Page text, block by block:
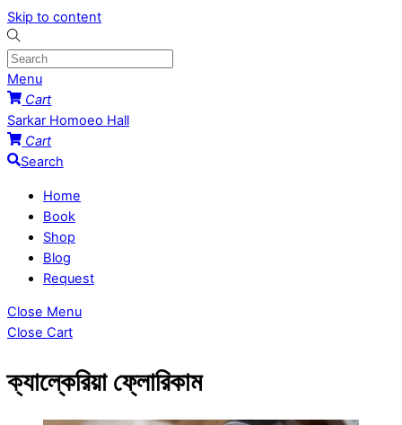
Skip to content
Menu
Cart
Sarkar Homoeo Hall
Cart
Search
Home
Book
Shop
Blog
Request
Close Menu
Close Cart
ক্যাল্কেরিয়া ফ্লোরিকাম